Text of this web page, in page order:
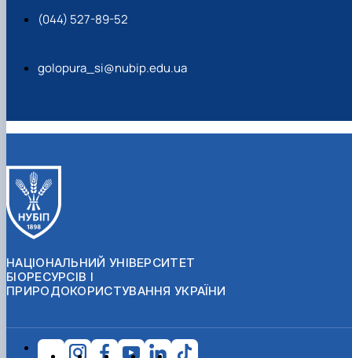
(044) 527-89-52
golopura_si@nubip.edu.ua
НАЦІОНАЛЬНИЙ УНІВЕРСИТЕТ
БІОРЕСУРСІВ І
ПРИРОДОКОРИСТУВАННЯ УКРАЇНИ